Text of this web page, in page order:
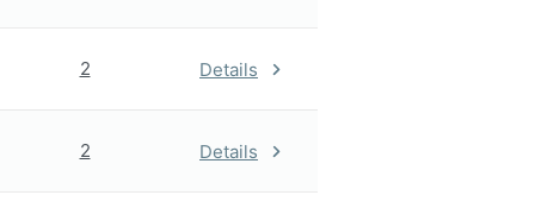
2 Details
2 Details